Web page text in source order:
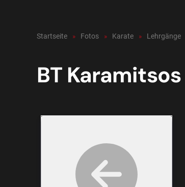
Startseite Fotos Karate Lehrgänge
BT